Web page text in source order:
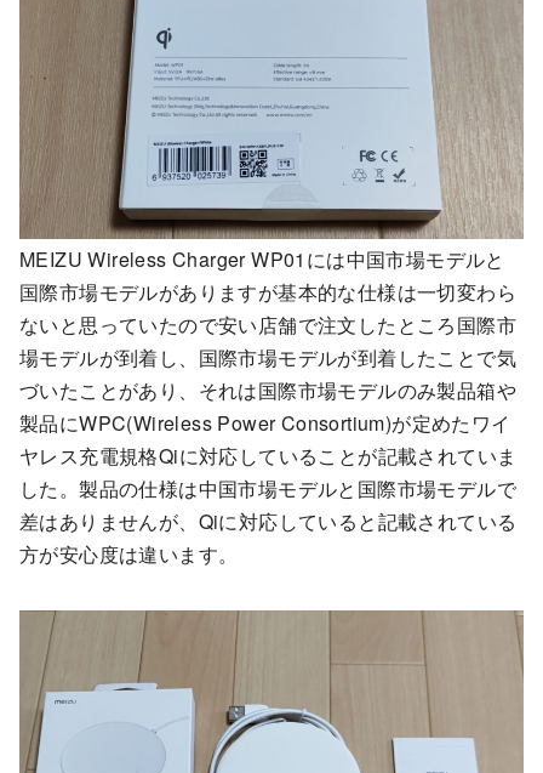
MEIZU Wireless Charger WP01には中国市場モデルと
国際市場モデルがありますが基本的な仕様は一切変わら
ないと思っていたので安い店舗で注文したところ国際市
場モデルが到着し、国際市場モデルが到着したことで気
づいたことがあり、それは国際市場モデルのみ製品箱や
製品にWPC(Wireless Power Consortium)が定めたワイ
ヤレス充電規格Qiに対応していることが記載されていま
した。製品の仕様は中国市場モデルと国際市場モデルで
差はありませんが、Qiに対応していると記載されている
方が安心度は違います。